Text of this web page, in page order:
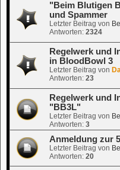
"Beim Blutigen
und Spammer
Letzter Beitrag von
Antworten: 2324
Regelwerk und
in BloodBowl 3
Letzter Beitrag von
Antworten: 23
Regelwerk und
"BB3L"
Letzter Beitrag von
Antworten: 3
Anmeldung zur
Letzter Beitrag von
Antworten: 20